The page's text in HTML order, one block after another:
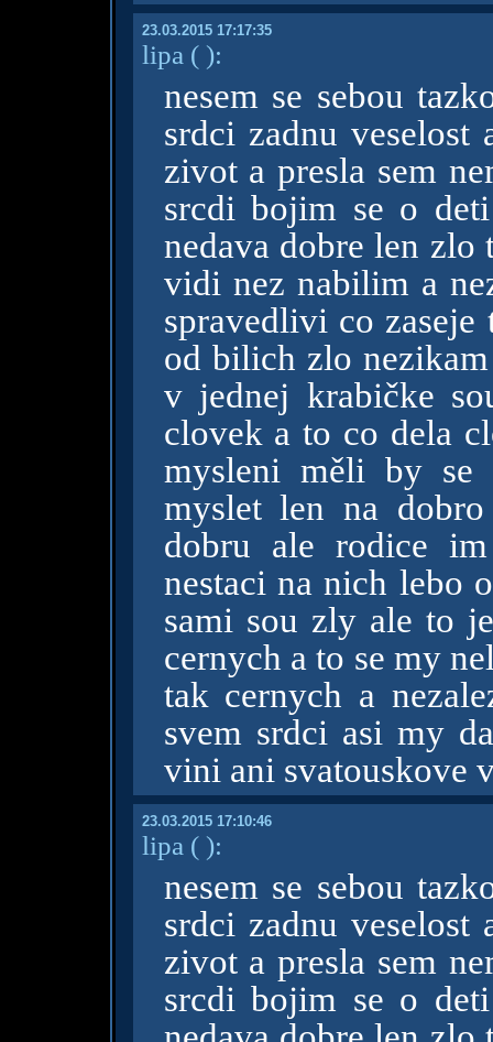
23.03.2015 17:17:35
lipa ( ):
nesem se sebou
srdci zadnu
zivot a presla sem
srcdi bojim se o
nedava dobre len zlo
vidi nez nabilim a
spravedlivi co
od bilich zlo
v jednej krabičke
clovek a to co dela
mysleni měli by se
myslet len na
dobru ale rodice
nestaci na nich lebo
sami sou zly ale to
cernych a to se my
tak cernych a
svem srdci asi my
vini ani svatouskove
23.03.2015 17:10:46
lipa ( ):
nesem se sebou
srdci zadnu
zivot a presla sem
srcdi bojim se o